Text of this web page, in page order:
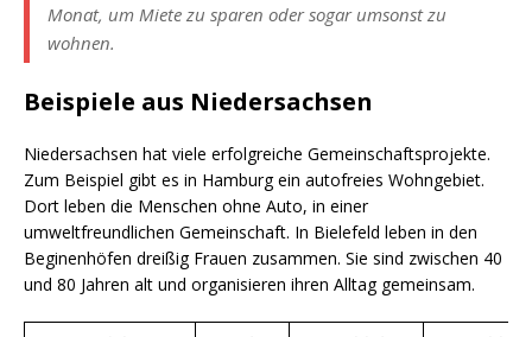
Monat, um Miete zu sparen oder sogar umsonst zu
wohnen.
Beispiele aus Niedersachsen
Niedersachsen hat viele erfolgreiche Gemeinschaftsprojekte.
Zum Beispiel gibt es in Hamburg ein autofreies Wohngebiet.
Dort leben die Menschen ohne Auto, in einer
umweltfreundlichen Gemeinschaft. In Bielefeld leben in den
Beginenhöfen dreißig Frauen zusammen. Sie sind zwischen 40
und 80 Jahren alt und organisieren ihren Alltag gemeinsam.